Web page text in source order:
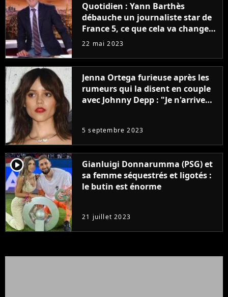
Quotidien : Yann Barthès
débauche un journaliste star de
France 5, ce que cela va changer
à la rentrée
22 mai 2023
Jenna Ortega furieuse après les
rumeurs qui la disent en couple
avec Johnny Depp : "Je n'arrive
5 septembre 2023
player2
Gianluigi Donnarumma (PSG) et
sa femme séquestrés et ligotés :
le butin est énorme
21 juillet 2023